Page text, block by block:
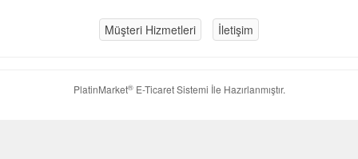
Müşteri Hizmetleri İletişim
PlatinMarket®E-Ticaret Sistemi İle Hazırlanmıştır.